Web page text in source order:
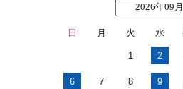
2026年09月
日 月 火 水
1 2
6 7 8 9